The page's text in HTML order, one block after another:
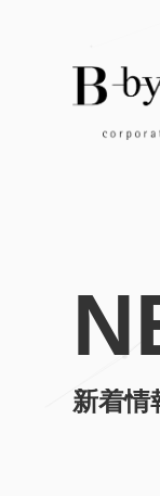
新着情